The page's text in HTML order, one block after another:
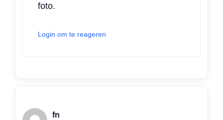
foto.
Login om te reageren
fn